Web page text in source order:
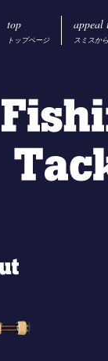
top
トップページ
appeal
スミスか